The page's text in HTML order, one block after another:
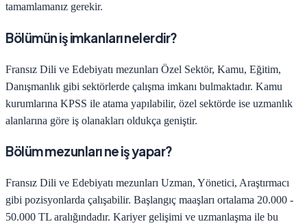
tamamlamanız gerekir.
Bölümün iş imkanları nelerdir?
Fransız Dili ve Edebiyatı mezunları Özel Sektör, Kamu, Eğitim,
Danışmanlık gibi sektörlerde çalışma imkanı bulmaktadır. Kamu
kurumlarına KPSS ile atama yapılabilir, özel sektörde ise uzmanlık
alanlarına göre iş olanakları oldukça geniştir.
Bölüm mezunları ne iş yapar?
Fransız Dili ve Edebiyatı mezunları Uzman, Yönetici, Araştırmacı
gibi pozisyonlarda çalışabilir. Başlangıç maaşları ortalama 20.000 -
50.000 TL aralığındadır. Kariyer gelişimi ve uzmanlaşma ile bu